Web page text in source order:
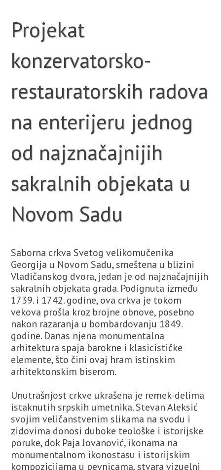
Projekat
konzervatorsko-
restauratorskih radova
na enterijeru jednog
od najznačajnijih
sakralnih objekata u
Novom Sadu
Saborna crkva Svetog velikomučenika
Georgija u Novom Sadu, smeštena u blizini
Vladičanskog dvora, jedan je od najznačajnijih
sakralnih objekata grada. Podignuta između
1739. i 1742. godine, ova crkva je tokom
vekova prošla kroz brojne obnove, posebno
nakon razaranja u bombardovanju 1849.
godine. Danas njena monumentalna
arhitektura spaja barokne i klasicističke
elemente, što čini ovaj hram istinskim
arhitektonskim biserom.
Unutrašnjost crkve ukrašena je remek-delima
istaknutih srpskih umetnika. Stevan Aleksić
svojim veličanstvenim slikama na svodu i
zidovima donosi duboke teološke i istorijske
poruke, dok Paja Jovanović, ikonama na
monumentalnom ikonostasu i istorijskim
kompozicijama u pevnicama, stvara vizuelni